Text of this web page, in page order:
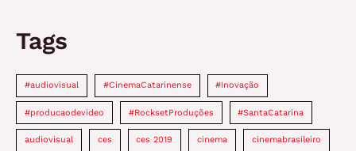
Tags
#audiovisual #CinemaCatarinense #Inovação
#producaodevideo #RocksetProduções #SantaCatarina
audiovisual ces ces 2019 cinema cinemabrasileiro